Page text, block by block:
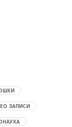
ЗАПИСИ